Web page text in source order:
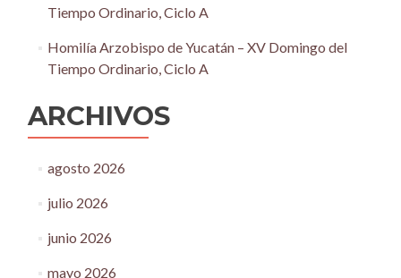
Tiempo Ordinario, Ciclo A
Homilía Arzobispo de Yucatán – XV Domingo del
Tiempo Ordinario, Ciclo A
ARCHIVOS
agosto 2026
julio 2026
junio 2026
mayo 2026